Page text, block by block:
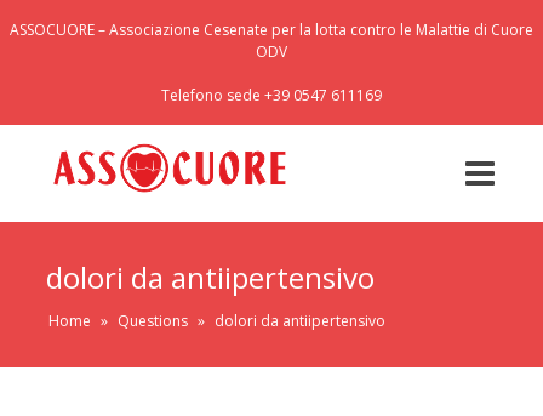
ASSOCUORE – Associazione Cesenate per la lotta contro le Malattie di Cuore
ODV
Telefono sede +39 0547 611169
dolori da antiipertensivo
Home » Questions » dolori da antiipertensivo